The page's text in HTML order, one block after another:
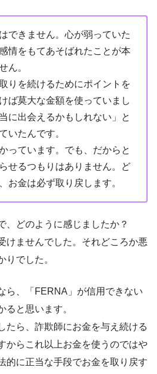
できません。心が弱っていた
情をもてあそばれたことが本
ん。
りを続けるためにポイントを
ば莫大な金額を使っていまし
に出会えるかもしれない」と
いたんです。
っています。でも、だからと
せるつもりはありません。ど
お金は必ず取り戻します。
、どのように感じましたか？
けませんでした。それどころか悪
りでした。
ら、「FERNA」が信用できない
ると思います。
たら、詐欺師にお金を与え続ける
からこれ以上お金を使うのではや
的に正当な手段でお金を取り戻す